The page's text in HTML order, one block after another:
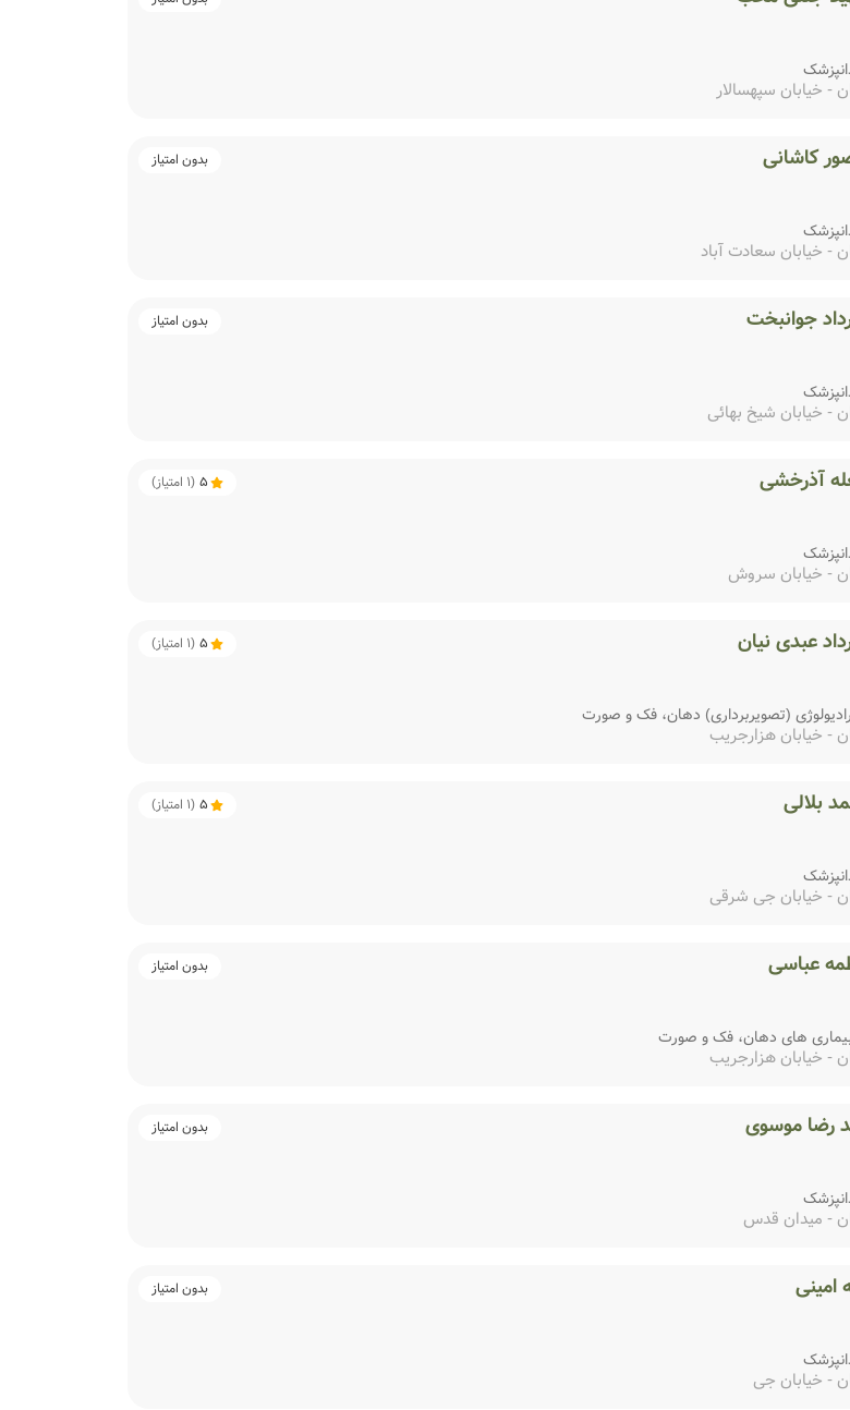
- خیابان سپهسالار
کاشانی بدون امتیاز
- خیابان سعادت آباد
جوانبخت بدون امتیاز
- خیابان شیخ بهائی
آذرخشی 5
(
1 امتیاز)
- خیابان سروش
عبدی نیان 5
(
1 امتیاز)
(تصویربرداری) دهان، فک و صورت
- خیابان هزارجریب
بلالی 5
(
1 امتیاز)
- خیابان جی شرقی
عباسی بدون امتیاز
های دهان، فک و صورت
- خیابان هزارجریب
رضا موسوی بدون امتیاز
- میدان قدس
امینی بدون امتیاز
- خیابان جی